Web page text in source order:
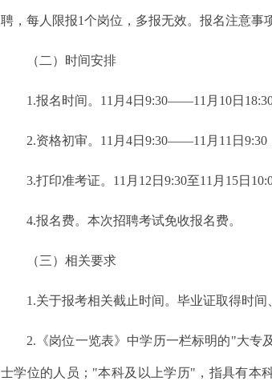
聘，每人限报1个岗位，多报无效。报名注意事
（二）时间安排
1.报名时间。11月4日9:30——11月10日18:30
2.资格初审。11月4日9:30——11月11日
3.打印准考证。11月12日9:30至11月15日
4.报名费。本次招聘考试免收报名费。
（三）相关要求
1.关于报考相关截止时间。毕业证取得时间
2.《岗位一览表》中学历一栏标明的"大专
士学位的人员；"本科及以上学历"，指具有本